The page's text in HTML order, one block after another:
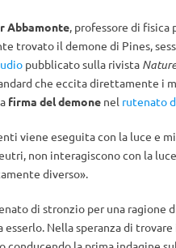
Abbamonte, professore di fisica
trovato il demone di Pines,
pubblicato sulla rivista Nature
che eccita direttamente i
firma del demonenel rutenato
viene eseguita con la luce e
non interagiscono con la
diverso».
di stronzio per una ragione
esserlo. Nella speranza di